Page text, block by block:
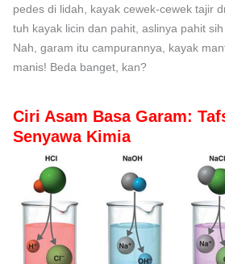
pedes di lidah, kayak cewek-cewek tajir
tuh kayak licin dan pahit, aslinya pahit
Nah, garam itu campurannya, kayak
manis! Beda banget, kan?
Ciri Asam Basa Garam:
Senyawa Kimia